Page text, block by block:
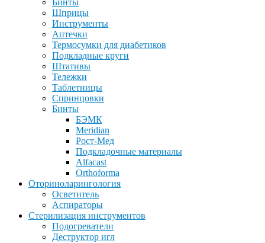
Бинты
Шприцы
Инструменты
Аптечки
Термосумки для диабетиков
Подкладные круги
Штативы
Тележки
Таблетницы
Спринцовки
Бинты
БЭМК
Meridian
Рост-Мед
Подкладочные материалы
Alfacast
Orthoforma
Оториноларингология
Осветитель
Аспираторы
Стерилизация инструментов
Подогреватели
Деструктор игл